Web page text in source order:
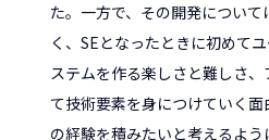
た。一方で、その開発につい
く、SEとなったときに初めて
ステムを作る楽しさと難しさ
て技術要素を身につけていく面
の経験を積みたいと考えるよう